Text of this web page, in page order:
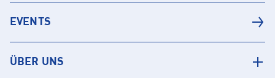
EVENTS
ÜBER UNS